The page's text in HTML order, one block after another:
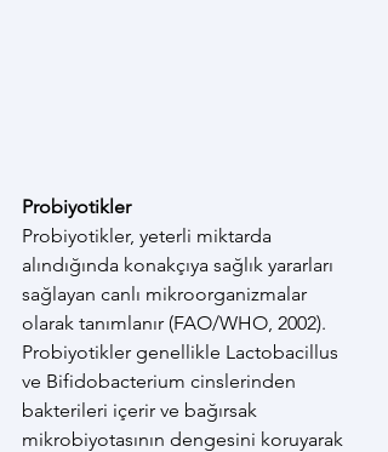
Probiyotikler
Probiyotikler, yeterli miktarda
alındığında konakçıya sağlık yararları
sağlayan canlı mikroorganizmalar
olarak tanımlanır (FAO/WHO, 2002).
Probiyotikler genellikle Lactobacillus
ve Bifidobacterium cinslerinden
bakterileri içerir ve bağırsak
mikrobiyotasının dengesini koruyarak